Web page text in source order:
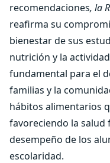
recomendaciones, la
reafirma su
bienestar de sus
nutrición y la
fundamental para el
familias y la
hábitos alimentarios
favoreciendo la salud
desempeño de los
escolaridad.